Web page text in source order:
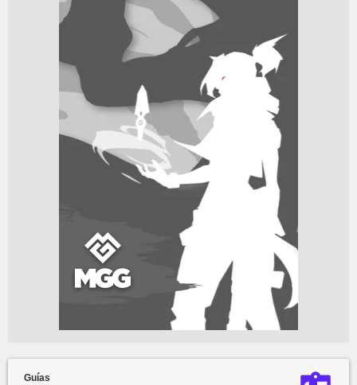
Guías